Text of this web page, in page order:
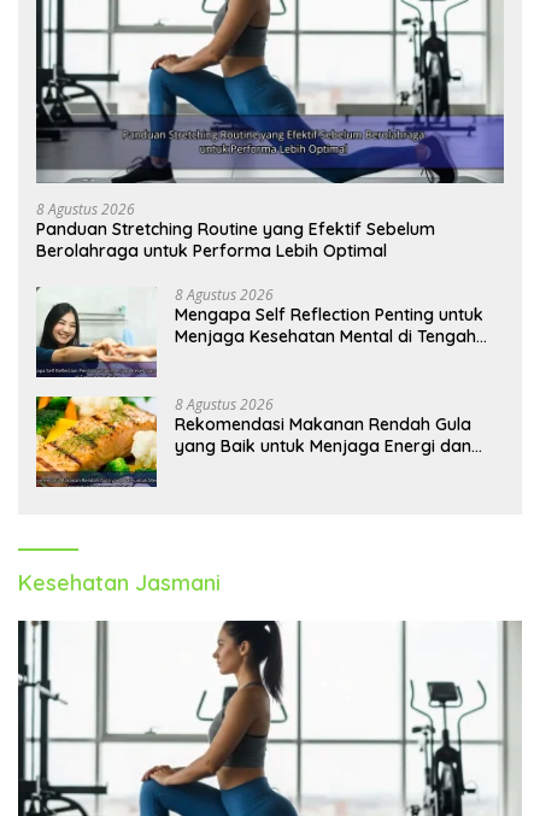
8 Agustus 2026
Panduan Stretching Routine yang Efektif Sebelum
Berolahraga untuk Performa Lebih Optimal
8 Agustus 2026
Mengapa Self Reflection Penting untuk
Menjaga Kesehatan Mental di Tengah
8 Agustus 2026
Rekomendasi Makanan Rendah Gula
yang Baik untuk Menjaga Energi dan
Kesehatan Jasmani